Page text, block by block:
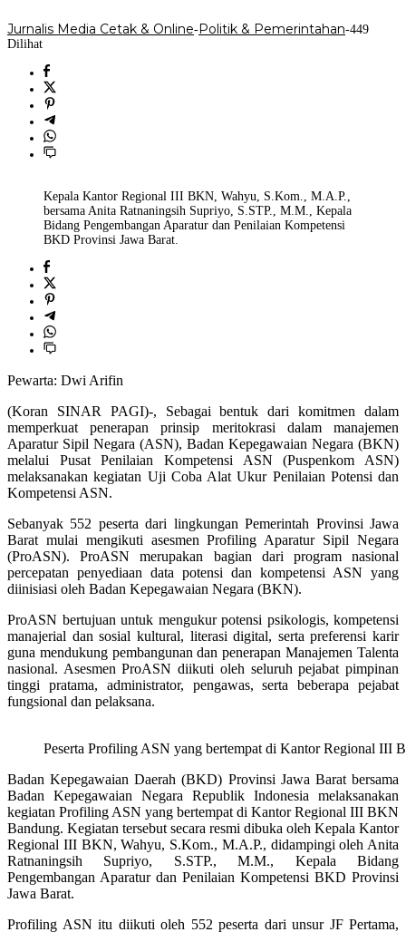
Jurnalis Media Cetak & Online-Politik & Pemerintahan-449
Dilihat
Kepala Kantor Regional III BKN, Wahyu, S.Kom., M.A.P.,
bersama Anita Ratnaningsih Supriyo, S.STP., M.M., Kepala
Bidang Pengembangan Aparatur dan Penilaian Kompetensi
BKD Provinsi Jawa Barat.
Pewarta: Dwi Arifin
(Koran SINAR PAGI)-, Sebagai bentuk dari komitmen dalam
memperkuat penerapan prinsip meritokrasi dalam manajemen
Aparatur Sipil Negara (ASN), Badan Kepegawaian Negara (BKN)
melalui Pusat Penilaian Kompetensi ASN (Puspenkom ASN)
melaksanakan kegiatan Uji Coba Alat Ukur Penilaian Potensi dan
Kompetensi ASN.
Sebanyak 552 peserta dari lingkungan Pemerintah Provinsi Jawa
Barat mulai mengikuti asesmen Profiling Aparatur Sipil Negara
(ProASN). ProASN merupakan bagian dari program nasional
percepatan penyediaan data potensi dan kompetensi ASN yang
diinisiasi oleh Badan Kepegawaian Negara (BKN).
ProASN bertujuan untuk mengukur potensi psikologis, kompetensi
manajerial dan sosial kultural, literasi digital, serta preferensi karir
guna mendukung pembangunan dan penerapan Manajemen Talenta
nasional. Asesmen ProASN diikuti oleh seluruh pejabat pimpinan
tinggi pratama, administrator, pengawas, serta beberapa pejabat
fungsional dan pelaksana.
Peserta Profiling ASN yang bertempat di Kantor Regional III
Badan Kepegawaian Daerah (BKD) Provinsi Jawa Barat bersama
Badan Kepegawaian Negara Republik Indonesia melaksanakan
kegiatan Profiling ASN yang bertempat di Kantor Regional III BKN
Bandung. Kegiatan tersebut secara resmi dibuka oleh Kepala Kantor
Regional III BKN, Wahyu, S.Kom., M.A.P., didampingi oleh Anita
Ratnaningsih Supriyo, S.STP., M.M., Kepala Bidang
Pengembangan Aparatur dan Penilaian Kompetensi BKD Provinsi
Jawa Barat.
Profiling ASN itu diikuti oleh 552 peserta dari unsur JF Pertama,